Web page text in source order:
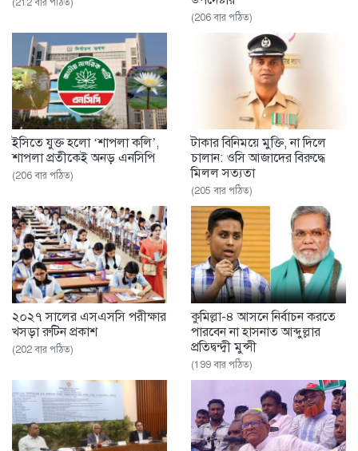
(212 বার পঠিত)
(206 বার পঠিত)
ইসিতে যুক্ত হলো ‘শাপলা কলি’,
শাপলা প্রতীকেই অনড় এনসিপি
(206 বার পঠিত)
টাকার বিনিময়ে মুক্তি, না দিলে
চালান: ওসি আজাদের বিরুদ্ধে
মিলল সত্যতা
(205 বার পঠিত)
২০২৭ সালের এসএসসি পরীক্ষার
খসড়া রুটিন প্রকাশ
(202 বার পঠিত)
কুমিল্লা-৪ আসনে নির্বাচন করতে
পারবেন না হাসনাত আব্দুল্লার
প্রতিদ্বন্দ্বী মুন্সী
(199 বার পঠিত)